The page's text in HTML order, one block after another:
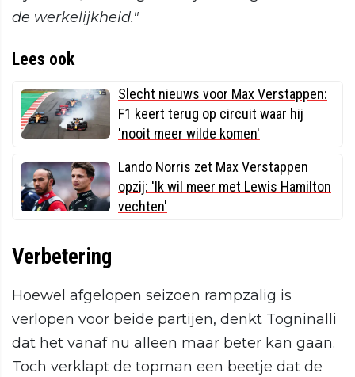
de werkelijkheid."
Lees ook
Slecht nieuws voor Max Verstappen:
F1 keert terug op circuit waar hij
'nooit meer wilde komen'
Lando Norris zet Max Verstappen
opzij: 'Ik wil meer met Lewis Hamilton
vechten'
Verbetering
Hoewel afgelopen seizoen rampzalig is
verlopen voor beide partijen, denkt Togninalli
dat het vanaf nu alleen maar beter kan gaan.
Toch verklapt de topman een beetje dat de